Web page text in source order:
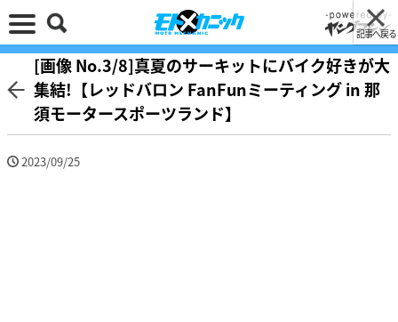
記事へ戻る
[画像 No.3/8]真夏のサーキットにバイク好きが大
集結!【レッドバロン FanFunミーティング in 那
須モータースポーツランド】
2023/09/25